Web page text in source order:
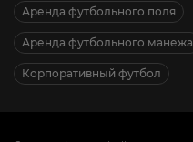
Аренда футбольного поля
Аренда футбольного манежа
Корпоративный футбол